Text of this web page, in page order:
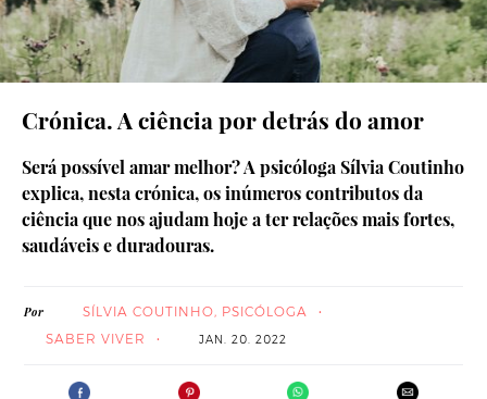
© unsplash
Crónica. A ciência por detrás do amor
Será possível amar melhor? A psicóloga Sílvia Coutinho
explica, nesta crónica, os inúmeros contributos da
ciência que nos ajudam hoje a ter relações mais fortes,
saudáveis e duradouras.
Por
SÍLVIA COUTINHO, PSICÓLOGA
SABER VIVER
JAN. 20. 2022